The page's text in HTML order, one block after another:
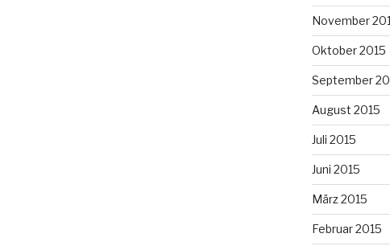
November
Oktober 2015
September
August 2015
Juli 2015
Juni 2015
März 2015
Februar 2015